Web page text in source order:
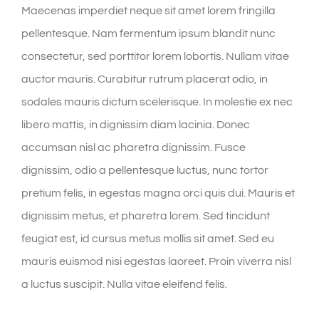
Maecenas imperdiet neque sit amet lorem fringilla
pellentesque. Nam fermentum ipsum blandit nunc
consectetur, sed porttitor lorem lobortis. Nullam vitae
auctor mauris. Curabitur rutrum placerat odio, in
sodales mauris dictum scelerisque. In molestie ex nec
libero mattis, in dignissim diam lacinia. Donec
accumsan nisl ac pharetra dignissim. Fusce
dignissim, odio a pellentesque luctus, nunc tortor
pretium felis, in egestas magna orci quis dui. Mauris et
dignissim metus, et pharetra lorem. Sed tincidunt
feugiat est, id cursus metus mollis sit amet. Sed eu
mauris euismod nisi egestas laoreet. Proin viverra nisl
a luctus suscipit. Nulla vitae eleifend felis.